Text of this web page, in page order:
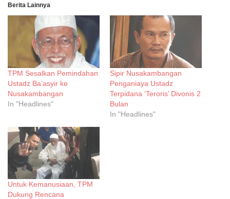
Berita Lainnya
TPM Sesalkan Pemindahan
Ustadz Ba’asyir ke
Nusakambangan
In "Headlines"
Sipir Nusakambangan
Penganiaya Ustadz
Terpidana ‘Teroris’ Divonis 2
Bulan
In "Headlines"
Untuk Kemanusiaan, TPM
Dukung Rencana